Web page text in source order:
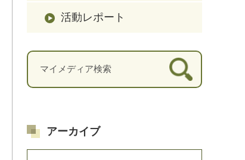
活動レポート
アーカイブ